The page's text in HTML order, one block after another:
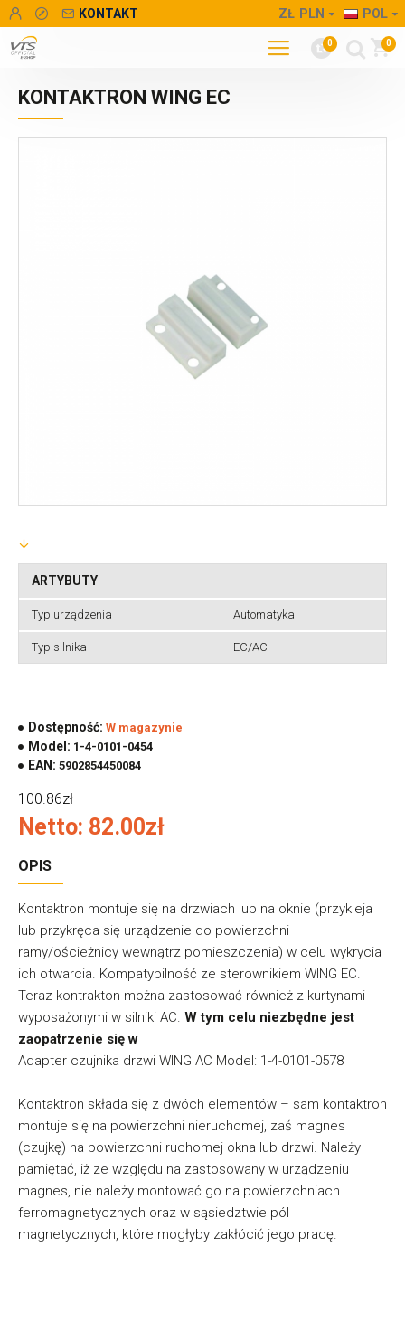
KONTAKT ZŁ PLN POL
0 0
KONTAKTRON WING EC
ARTYBUTY
Typ urządzenia Automatyka
Typ silnika EC/AC
Dostępność: W magazynie
Model: 1-4-0101-0454
EAN: 5902854450084
100.86zł
Netto: 82.00zł
OPIS
Kontaktron montuje się na drzwiach lub na oknie (przykleja
lub przykręca się urządzenie do powierzchni
ramy/ościeżnicy wewnątrz pomieszczenia) w celu wykrycia
ich otwarcia. Kompatybilność ze sterownikiem WING EC.
Teraz kontrakton można zastosować również z kurtynami
wyposażonymi w silniki AC. W tym celu niezbędne jest
zaopatrzenie się w
Adapter czujnika drzwi WING AC Model: 1-4-0101-0578
Kontaktron składa się z dwóch elementów – sam kontaktron
montuje się na powierzchni nieruchomej, zaś magnes
(czujkę) na powierzchni ruchomej okna lub drzwi. Należy
pamiętać, iż ze względu na zastosowany w urządzeniu
magnes, nie należy montować go na powierzchniach
ferromagnetycznych oraz w sąsiedztwie pól
magnetycznych, które mogłyby zakłócić jego pracę.